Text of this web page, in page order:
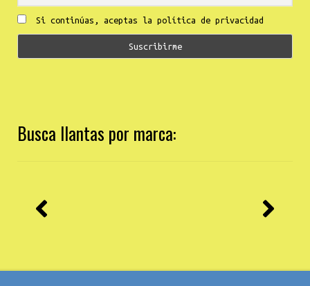
Si continúas, aceptas la política de privacidad
Busca llantas por marca: